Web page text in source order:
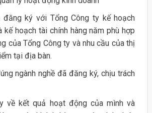
đăng ký với Tổng Công ty kế hoạch
kế hoạch tài chính hàng năm phù hợp
của Tổng Công ty và nhu cầu của thị
tại địa bàn.
ngành nghề đã đăng ký, chịu trách
về kết quả hoạt động của mình và